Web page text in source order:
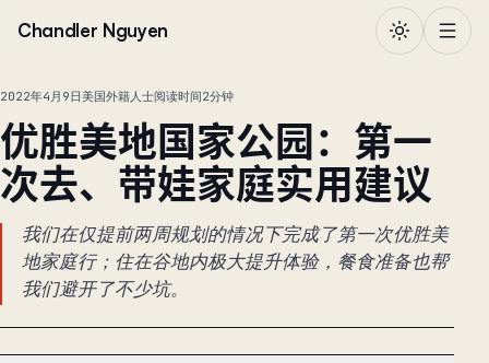
Chandler Nguyen
2022年4月9日美国外籍人士阅读时间2分钟
优胜美地国家公园：第一
次去、带娃家庭实用建议
我们在仅提前两周规划的情况下完成了第一次优胜美
地家庭行；住在谷地内极大提升体验，餐食准备也帮
我们避开了不少坑。